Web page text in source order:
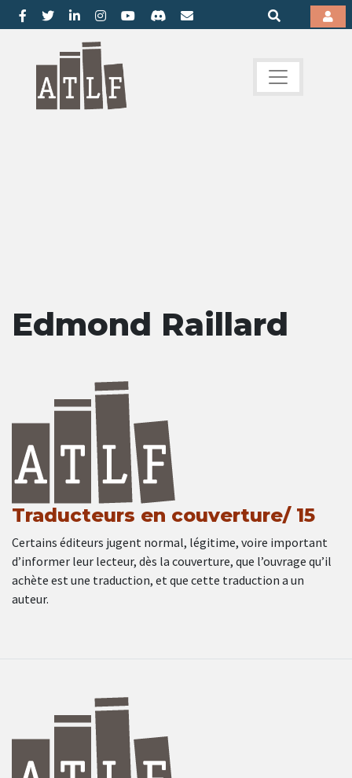
Edmond Raillard
Traducteurs en couverture/ 15
Certains éditeurs jugent normal, légitime, voire important
d’informer leur lecteur, dès la couverture, que l’ouvrage qu’il
achète est une traduction, et que cette traduction a un
auteur.